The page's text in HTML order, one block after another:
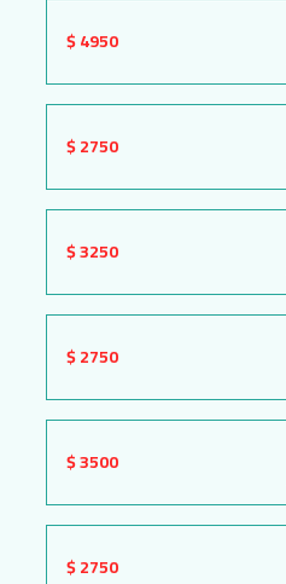
4950 $
2750 $
3250 $
2750 $
3500 $
2750 $